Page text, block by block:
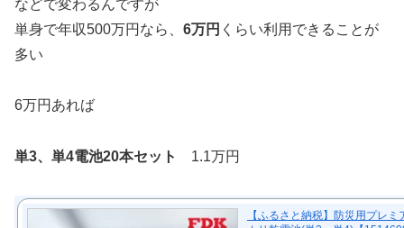
などで変わるんですが
単身で年収500万円なら、 6万円 くらい利用できることが
多い
6万円あれば
単3、単4電池20本セット 1.1万円
【ふるさと納税】防災用プレミ